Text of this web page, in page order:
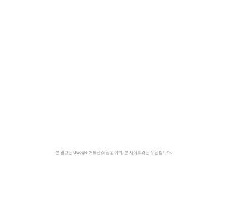
본 광고는 Google 애드센스 광고이며, 본 사이트와는 무관합니다.